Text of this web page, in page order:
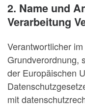
2. Name und
Verarbeitung
Verantwortlicher
Grundverordnung,
der Europäischen
mit